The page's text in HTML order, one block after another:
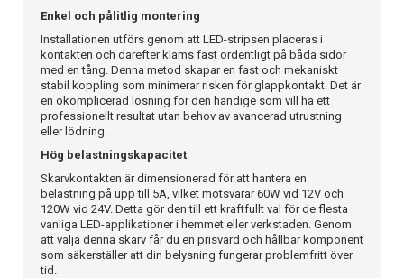
Enkel och pålitlig montering
Installationen utförs genom att LED-stripsen placeras i
kontakten och därefter kläms fast ordentligt på båda sidor
med en tång. Denna metod skapar en fast och mekaniskt
stabil koppling som minimerar risken för glappkontakt. Det är
en okomplicerad lösning för den händige som vill ha ett
professionellt resultat utan behov av avancerad utrustning
eller lödning.
Hög belastningskapacitet
Skarvkontakten är dimensionerad för att hantera en
belastning på upp till 5A, vilket motsvarar 60W vid 12V och
120W vid 24V. Detta gör den till ett kraftfullt val för de flesta
vanliga LED-applikationer i hemmet eller verkstaden. Genom
att välja denna skarv får du en prisvärd och hållbar komponent
som säkerställer att din belysning fungerar problemfritt över
tid.